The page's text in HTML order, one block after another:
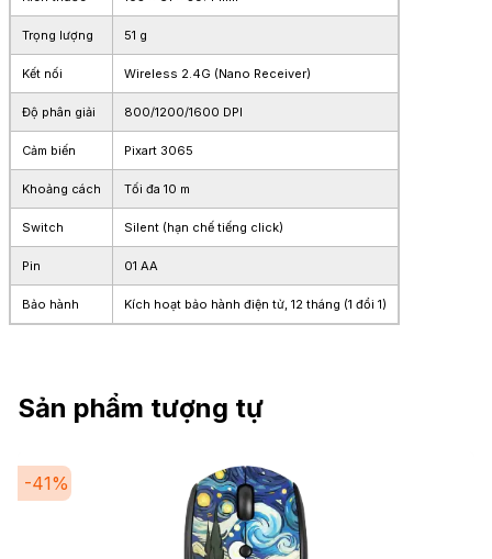
Trọng lượng 51 g
Kết nối Wireless 2.4G (Nano Receiver)
Độ phân giải 800/1200/1600 DPI
Cảm biến Pixart 3065
Khoảng cách Tối đa 10 m
Switch Silent (hạn chế tiếng click)
Pin 01 AA
Bảo hành Kích hoạt bảo hành điện tử, 12 tháng (1 đổi 1)
Sản phẩm tượng tự
-41%